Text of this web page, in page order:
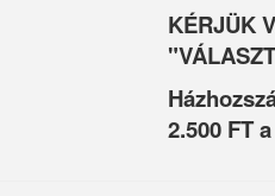
KÉRJÜK
2.500 FT